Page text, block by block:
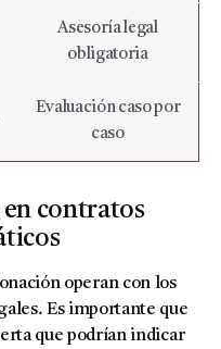
Asesoría legal
obligatoria
Evaluación caso por
caso
en contratos
operan con los
Es importante que
que podrían indicar